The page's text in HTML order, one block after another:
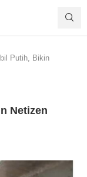
Putih, Bikin
Netizen